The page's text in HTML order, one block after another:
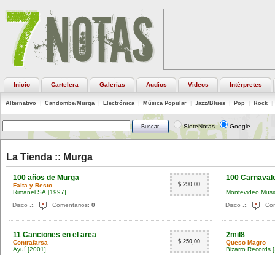
Inicio Cartelera Galerías Audios Videos Intérpretes
Alternativo Candombe/Murga Electrónica Música Popular Jazz/Blues Pop Rock
SieteNotas Google
La Tienda :: Murga
100 años de Murga
Falta y Resto
Rimanel SA [1997]
$ 290,00
Disco .:. Comentarios: 0
100
Montevideo
Disco .:.
11 Canciones en el area
Contrafarsa
Ayuí [2001]
$ 250,00
2mil8
Queso Magro
Bizarro Records